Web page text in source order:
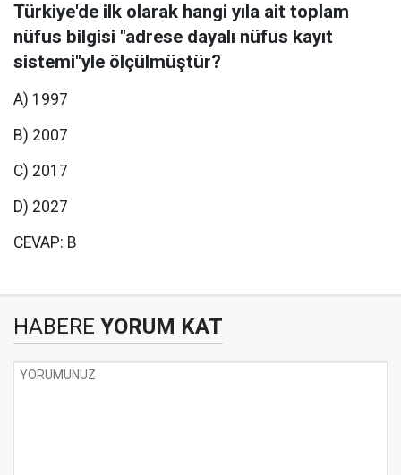
Türkiye'de ilk olarak hangi yıla ait toplam
nüfus bilgisi "adrese dayalı nüfus kayıt
sistemi"yle ölçülmüştür?
A) 1997
B) 2007
C) 2017
D) 2027
CEVAP: B
HABERE YORUM KAT